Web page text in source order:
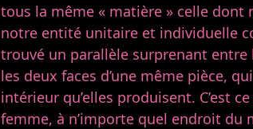
tous la même « matière » celle
notre entité unitaire et individuelle
trouvé un parallèle surprenant
les deux faces d’une même pièce,
intérieur qu’elles produisent. C’est
femme, à n’importe quel endroit du